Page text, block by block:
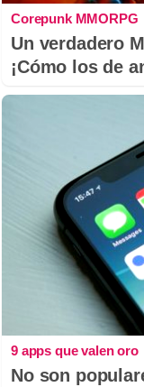
Corepunk MMORPG
Un verdadero
¡Cómo los de
9 apps que valen oro
No son